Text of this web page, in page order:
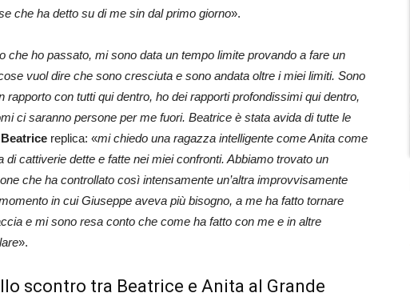
che ha detto su di me sin dal primo giorno».
che ho passato, mi sono data un tempo limite provando a fare un
vuol dire che sono cresciuta e sono andata oltre i miei limiti. Sono
rapporto con tutti qui dentro, ho dei rapporti profondissimi qui dentro,
ci saranno persone per me fuori. Beatrice è stata avida di tutte le
Beatrice replica: «mi chiedo una ragazza intelligente come Anita come
di cattiverie dette e fatte nei miei confronti. Abbiamo trovato un
che ha controllato così intensamente un’altra improvvisamente
in cui Giuseppe aveva più bisogno, a me ha fatto tornare
e mi sono resa conto che come ha fatto con me e in altre
».
scontro tra Beatrice e Anita al Grande